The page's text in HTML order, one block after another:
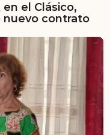
el Clásico,
nuevo contrato